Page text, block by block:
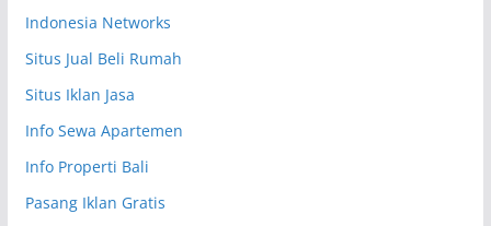
Indonesia Networks
Situs Jual Beli Rumah
Situs Iklan Jasa
Info Sewa Apartemen
Info Properti Bali
Pasang Iklan Gratis